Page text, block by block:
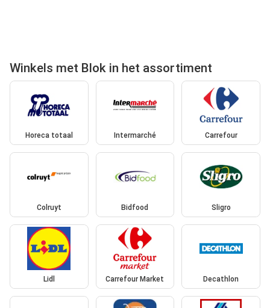
Winkels met Blok in het assortiment
Horeca totaal Intermarché Carrefour
Colruyt Bidfood Sligro
Lidl Carrefour Market Decathlon